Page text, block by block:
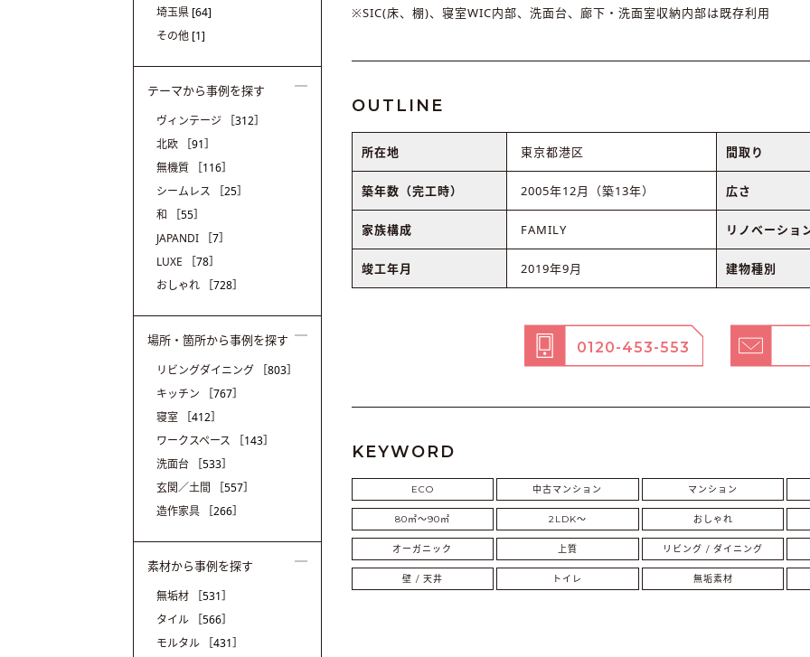
※SIC(床、棚)、寝室WIC内部、洗面台、廊下・洗面室収納内部は既存利用
OUTLINE
所在地 東京都港区 間取り
築年数（完工時） 2005年12月（築13年） 広さ
家族構成 FAMILY リノベーショ
竣工年月 2019年9月 建物種別
0120-453-553
KEYWORD
ECO 中古マンション マンション
80㎡〜90㎡ 2LDK〜 おしゃれ
オーガニック 上質 リビング / ダイニング
壁 / 天井 トイレ 無垢素材
埼玉県 [64]
その他 [1]
テーマから事例を探す
ヴィンテージ
［312］
北欧
［91］
無機質
［116］
シームレス
［25］
和
［55］
JAPANDI
［7］
LUXE
［78］
おしゃれ
［728］
場所・箇所から事例を探す
リビングダイニング
［803］
キッチン
［767］
寝室
［412］
ワークスペース
［143］
洗面台
［533］
玄関／土間
［557］
造作家具
［266］
素材から事例を探す
無垢材
［531］
タイル
［566］
モルタル
［431］